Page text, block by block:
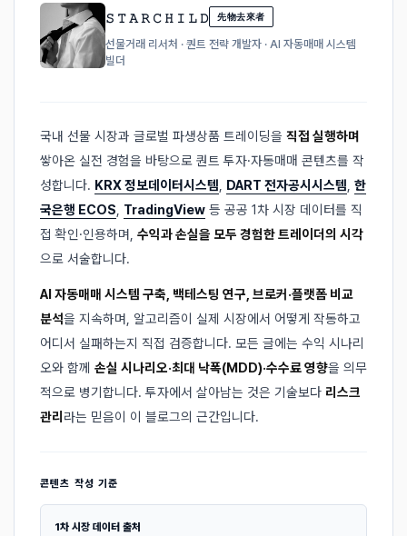
𝚂 𝚃 𝙰 𝚁 𝙲 𝙷 𝙸 𝙻 𝙳 先物去來者
선물거래 리서처 · 퀀트 전략 개발자 · AI 자동매매 시스템
빌더
국내 선물 시장과 글로벌 파생상품 트레이딩을 직접 실행하며
쌓아온 실전 경험을 바탕으로 퀀트 투자·자동매매 콘텐츠를 작
성합니다. KRX 정보데이터시스템 DART 전자공시시스템 한
국은행 ECOS TradingView 등 공공 1차 시장 데이터를 직
접 확인·인용하며, 수익과 손실을 모두 경험한 트레이더의 시각
으로 서술합니다.
AI 자동매매 시스템 구축, 백테스팅 연구, 브로커·플랫폼 비교
분석을 지속하며, 알고리즘이 실제 시장에서 어떻게 작동하고
어디서 실패하는지 직접 검증합니다. 모든 글에는 수익 시나리
오와 함께 손실 시나리오·최대 낙폭(MDD)·수수료 영향을 의무
적으로 병기합니다. 투자에서 살아남는 것은 기술보다 리스크
관리 라는 믿음이 이 블로그의 근간입니다.
콘텐츠 작성 기준
1차 시장 데이터 출처